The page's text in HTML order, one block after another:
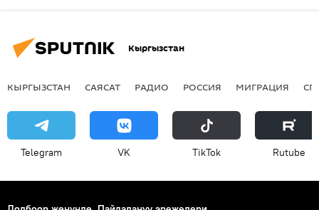
Кыргызстан
КЫРГЫЗСТАН САЯСАТ РАДИО РОССИЯ МИГРАЦИЯ
Telegram VK ТikТоk Rutube